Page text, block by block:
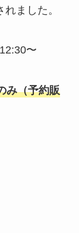
ました。
〜
み（予約販